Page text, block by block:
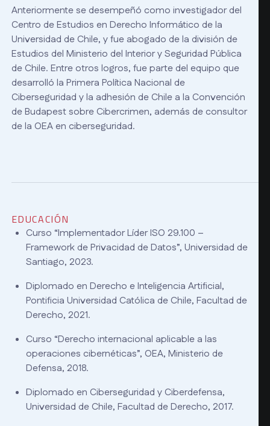
Anteriormente se desempeñó como investigador del
Centro de Estudios en Derecho Informático de la
Universidad de Chile, y fue abogado de la división de
Estudios del Ministerio del Interior y Seguridad Pública
de Chile. Entre otros logros, fue parte del equipo que
desarrolló la Primera Política Nacional de
Ciberseguridad y la adhesión de Chile a la Convención
de Budapest sobre Cibercrimen, además de consultor
de la OEA en ciberseguridad.
EDUCACIÓN
Curso “Implementador Líder ISO 29.100 –
Framework de Privacidad de Datos”, Universidad de
Santiago, 2023.
Diplomado en Derecho e Inteligencia Artificial,
Pontificia Universidad Católica de Chile, Facultad de
Derecho, 2021.
Curso “Derecho internacional aplicable a las
operaciones cibernéticas”, OEA, Ministerio de
Defensa, 2018.
Diplomado en Ciberseguridad y Ciberdefensa,
Universidad de Chile, Facultad de Derecho, 2017.